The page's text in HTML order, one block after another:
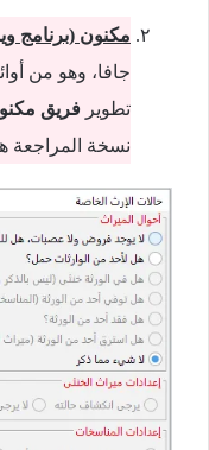
مكنون (برنامج
جافا، وهو من
تطوير فريق
نسخة المراجعة